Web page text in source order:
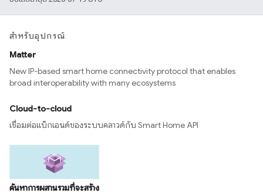
สำหรับอุปกรณ์
Matter
New IP-based smart home connectivity protocol that enables
broad interoperability with many ecosystems
Cloud-to-cloud
เชื่อมต่อแบ็กเอนด์ของระบบคลาวด์กับ Smart Home API
ค้นหาการผสานรวมที่จะสร้าง